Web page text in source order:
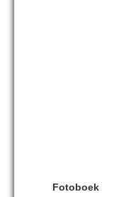
Fotoboek